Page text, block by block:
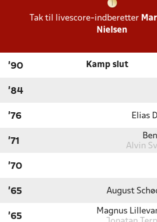
Tak til livescore-indberetter
Nielsen
'90 Kamp slut
'84
'76 Elias
'71
Alvin
'70
'65 August
'65
Magnus